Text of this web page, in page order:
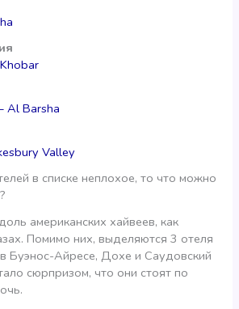
Al Barsha
Valley
в списке неплохое, то что можно
американских хайвеев, как
Помимо них, выделяются 3 отеля
Буэнос-Айресе, Дохе и Саудовский
сюрпризом, что они стоят по